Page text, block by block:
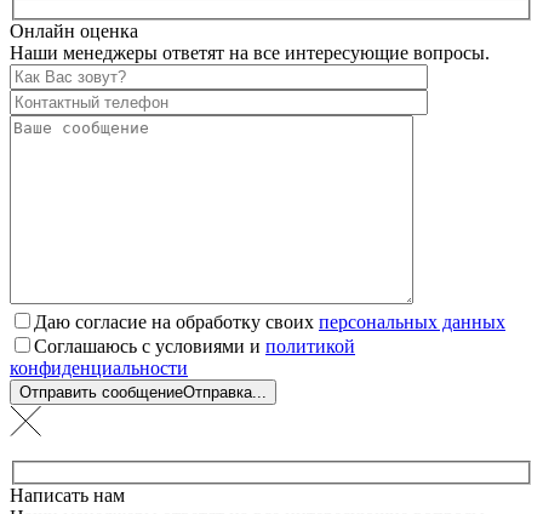
Онлайн оценка
Наши менеджеры ответят на все интересующие вопросы.
Даю согласие на обработку своих персональных данных
Соглашаюсь с условиями и политикой
конфиденциальности
Отправить сообщениеОтправка...
Написать нам